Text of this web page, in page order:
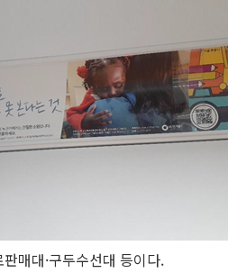
매대·구두수선대 등이다.